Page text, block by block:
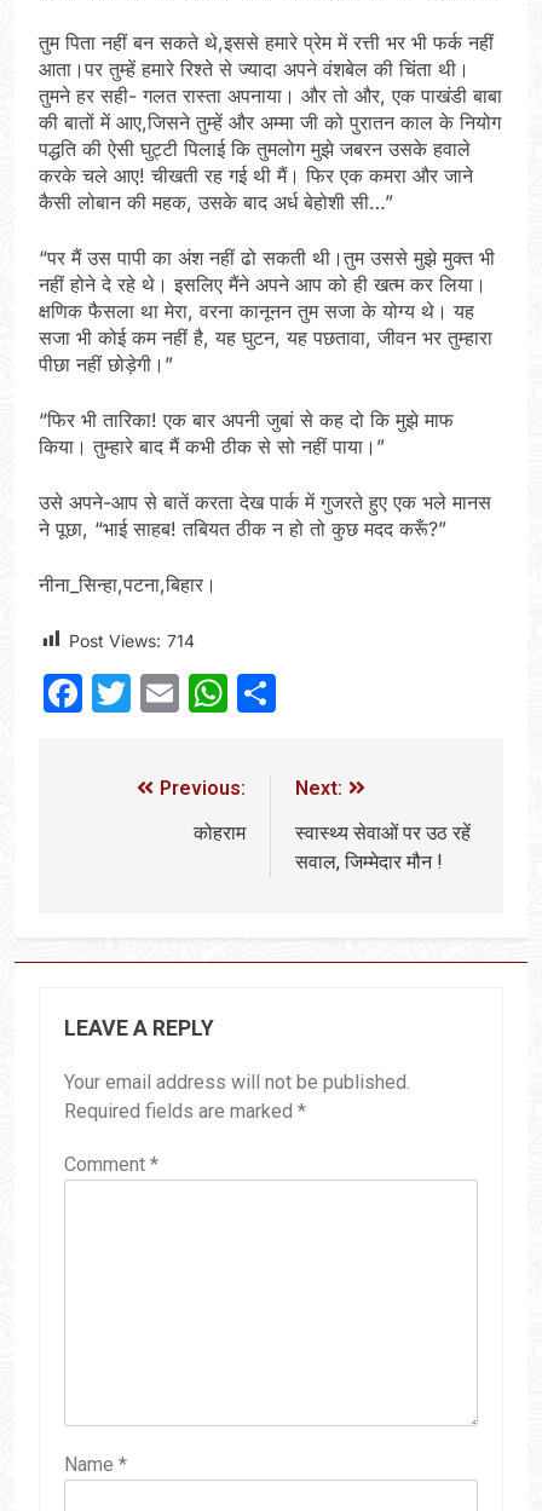
तुम पिता नहीं बन सकते थे,इससे हमारे प्रेम में रत्ती भर भी फर्क नहीं
आता।पर तुम्हें हमारे रिश्ते से ज्यादा अपने वंशबेल की चिंता थी।
तुमने हर सही- गलत रास्ता अपनाया। और तो और, एक पाखंडी बाबा
की बातों में आए,जिसने तुम्हें और अम्मा जी को पुरातन काल के नियोग
पद्धति की ऐसी घुट्टी पिलाई कि तुमलोग मुझे जबरन उसके हवाले
करके चले आए! चीखती रह गई थी मैं। फिर एक कमरा और जाने
कैसी लोबान की महक, उसके बाद अर्ध बेहोशी सी…”
“पर मैं उस पापी का अंश नहीं ढो सकती थी।तुम उससे मुझे मुक्त भी
नहीं होने दे रहे थे। इसलिए मैंने अपने आप को ही खत्म कर लिया।
क्षणिक फैसला था मेरा, वरना कानूनन तुम सजा के योग्य थे। यह
सजा भी कोई कम नहीं है, यह घुटन, यह पछतावा, जीवन भर तुम्हारा
पीछा नहीं छोड़ेगी।”
“फिर भी तारिका! एक बार अपनी जुबां से कह दो कि मुझे माफ
किया। तुम्हारे बाद मैं कभी ठीक से सो नहीं पाया।”
उसे अपने-आप से बातें करता देख पार्क में गुजरते हुए एक भले मानस
ने पूछा, “भाई साहब! तबियत ठीक न हो तो कुछ मदद करूँ?”
नीना_सिन्हा,पटना,बिहार।
Post Views: 714
Facebook
Twitter
EmailWhatsApp
Previous:
कोहराम
Next:
स्वास्थ्य सेवाओं पर उठ रहें
सवाल, जिम्मेदार मौन !
LEAVE A REPLY
Your email address will not be published.
Required fields are marked *
Comment *
Name *